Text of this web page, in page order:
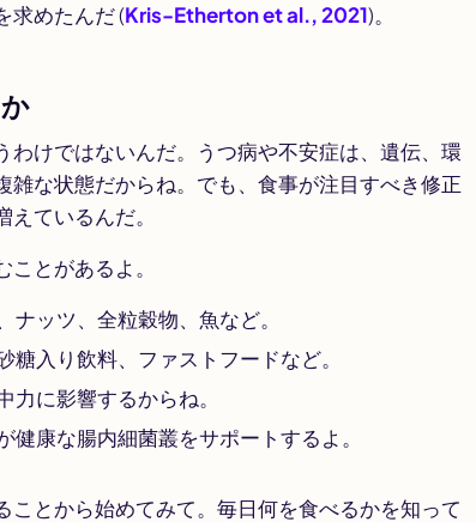
求めたんだ (Kris-Etherton et al., 2021)。
けではないんだ。うつ病や不安症は、遺伝、環
な状態だからね。でも、食事が注目すべき修正
ているんだ。
とがあるよ。
ッツ、全粒穀物、魚など。
入り飲料、ファストフードなど。
に影響するからね。
康な腸内細菌叢をサポートするよ。
ことから始めてみて。毎日何を食べるかを知って